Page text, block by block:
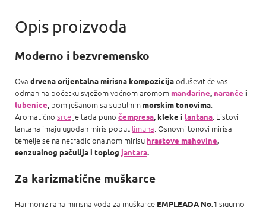
Moderno i bezvremensko
Ova drvena orijentalna mirisna kompozicijaoduševit će vas
odmah na početku svježom voćnom aromom mandarine, naranče i
lubenice, pomiješanom sa suptilnim morskim tonovima.
Aromatično srce je tada puno čempresa, kleke i lantana. Listovi
lantana imaju ugodan miris poput limuna. Osnovni tonovi mirisa
temelje se na netradicionalnom mirisu hrastove mahovine,
senzualnog pačulija i toplog jantara.
Za karizmatične muškarce
Harmonizirana mirisna voda za muškarce EMPLEADA No.1 sigurno